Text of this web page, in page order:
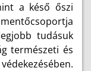
a késő őszi
tudásuk
természeti és